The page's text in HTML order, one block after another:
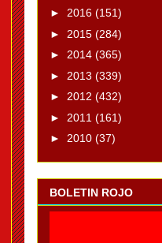
► 2016 (151)
► 2015 (284)
► 2014 (365)
► 2013 (339)
► 2012 (432)
► 2011 (161)
► 2010 (37)
BOLETIN ROJO